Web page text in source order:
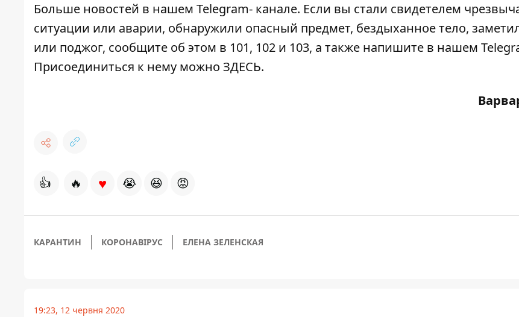
Больше новостей в нашем Telegram- канале. Если вы стали свидетелем
ситуации или аварии, обнаружили опасный предмет, бездыханное тело,
или поджог, сообщите об этом в 101, 102 и 103, а также напишите в нашем
Присоединиться к нему можно ЗДЕСЬ.
👍 🔥 ♥ 😭 😆 😡
КАРАНТИН КОРОНАВІРУС ЕЛЕНА ЗЕЛЕНСКАЯ
19:23, 12 червня 2020